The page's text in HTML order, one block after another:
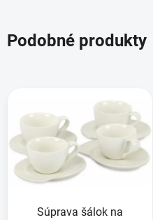
Podobné produkty
Súprava šálok na